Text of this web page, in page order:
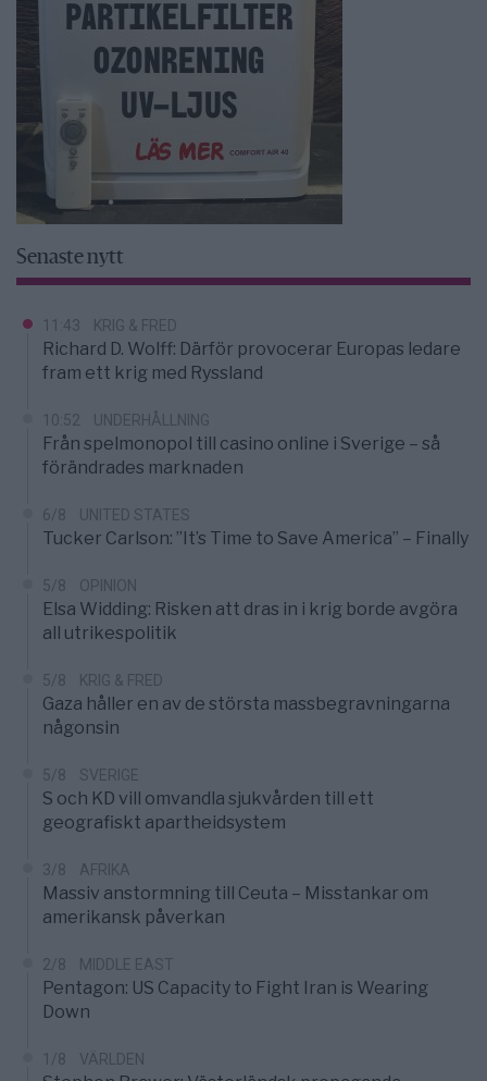
Senaste nytt
11:43 KRIG & FRED
Richard D. Wolff: Därför provocerar Europas ledare
fram ett krig med Ryssland
10:52 UNDERHÅLLNING
Från spelmonopol till casino online i Sverige – så
förändrades marknaden
6/8 UNITED STATES
Tucker Carlson: ”It’s Time to Save America” – Finally
5/8 OPINION
Elsa Widding: Risken att dras in i krig borde avgöra
all utrikespolitik
5/8 KRIG & FRED
Gaza håller en av de största massbegravningarna
någonsin
5/8 SVERIGE
S och KD vill omvandla sjukvården till ett
geografiskt apartheidsystem
3/8 AFRIKA
Massiv anstormning till Ceuta – Misstankar om
amerikansk påverkan
2/8 MIDDLE EAST
Pentagon: US Capacity to Fight Iran is Wearing
Down
1/8 VÄRLDEN